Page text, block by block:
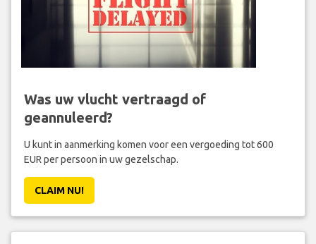
Was uw vlucht vertraagd of
geannuleerd?
U kunt in aanmerking komen voor een vergoeding tot 600
EUR per persoon in uw gezelschap.
CLAIM NU!